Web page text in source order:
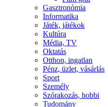
Gasztronómia
Informatika
Játék, játékok
Kultúra
Média, TV
Oktatás
Otthon, ingatlan
Pénz, üzlet, vásárlás
Sport
Személy
Szórakozás, hobbi
Tudomány